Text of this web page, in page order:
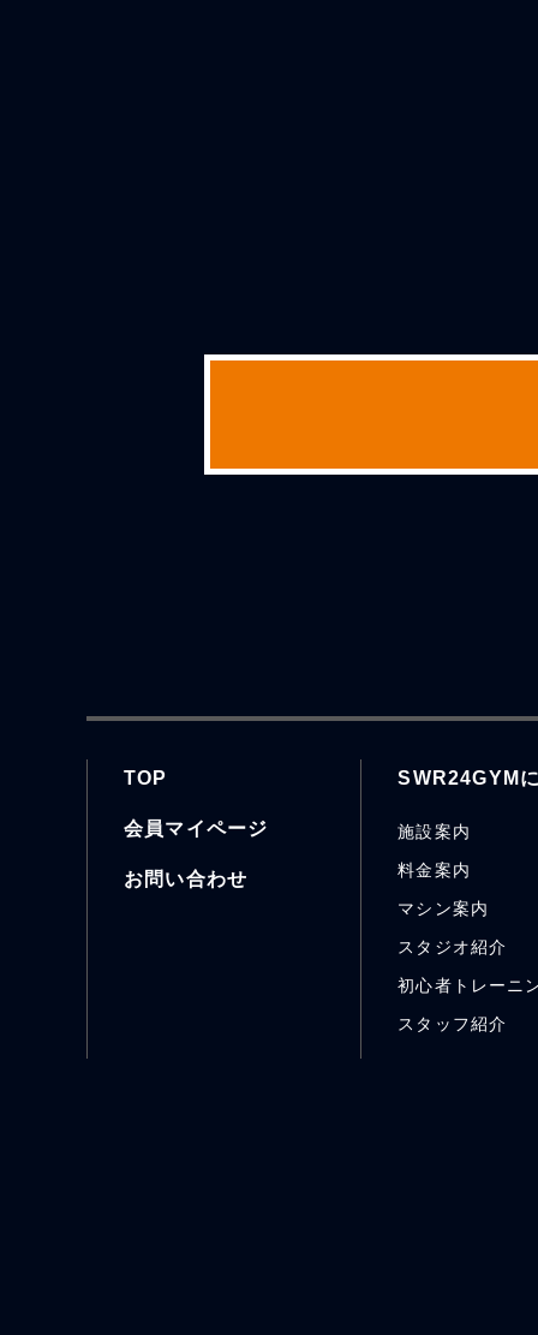
TOP
会員マイページ
お問い合わせ
SWR24GYM
施設案内
料金案内
マシン案内
スタジオ紹介
初心者トレーニ
スタッフ紹介